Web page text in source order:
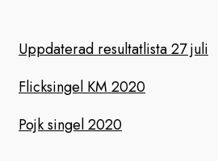
Uppdaterad resultatlista 27 juli
Flicksingel KM 2020
Pojk singel 2020